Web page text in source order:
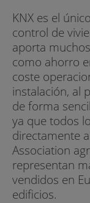
KNX es el
control de
aporta
como ahorro
coste
instalación, al
de forma
ya que todos
directamente
Association
representan
vendidos en
edificios.